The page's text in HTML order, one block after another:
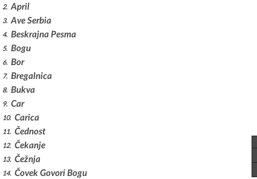
2 April
3 Ave Serbia
4 Beskrajna Pesma
5 Bogu
6 Bor
7 Bregalnica
8 Bukva
9 Car
10 Carica
11 Čednost
12 Čekanje
13 Čežnja
14 Čovek Govori Bogu